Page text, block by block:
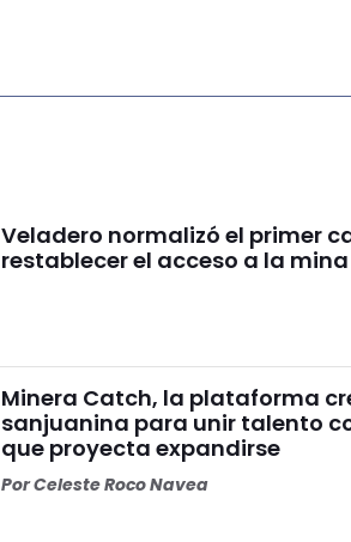
Veladero normalizó el primer
restablecer el acceso a la mina
Minera Catch, la plataforma
sanjuanina para unir talento
que proyecta expandirse
PorCeleste Roco Navea